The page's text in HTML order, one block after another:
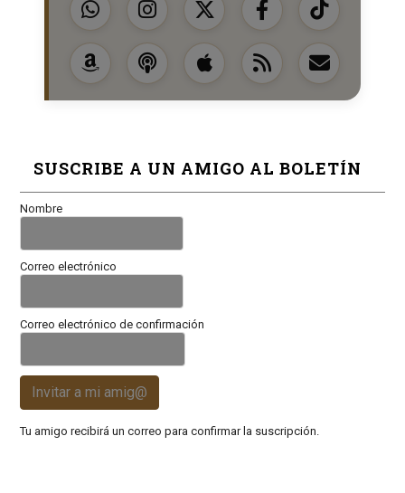
SUSCRIBE A UN AMIGO AL BOLETÍN
Nombre
Correo electrónico
Correo electrónico de confirmación
Invitar a mi amig@
Tu amigo recibirá un correo para confirmar la suscripción.